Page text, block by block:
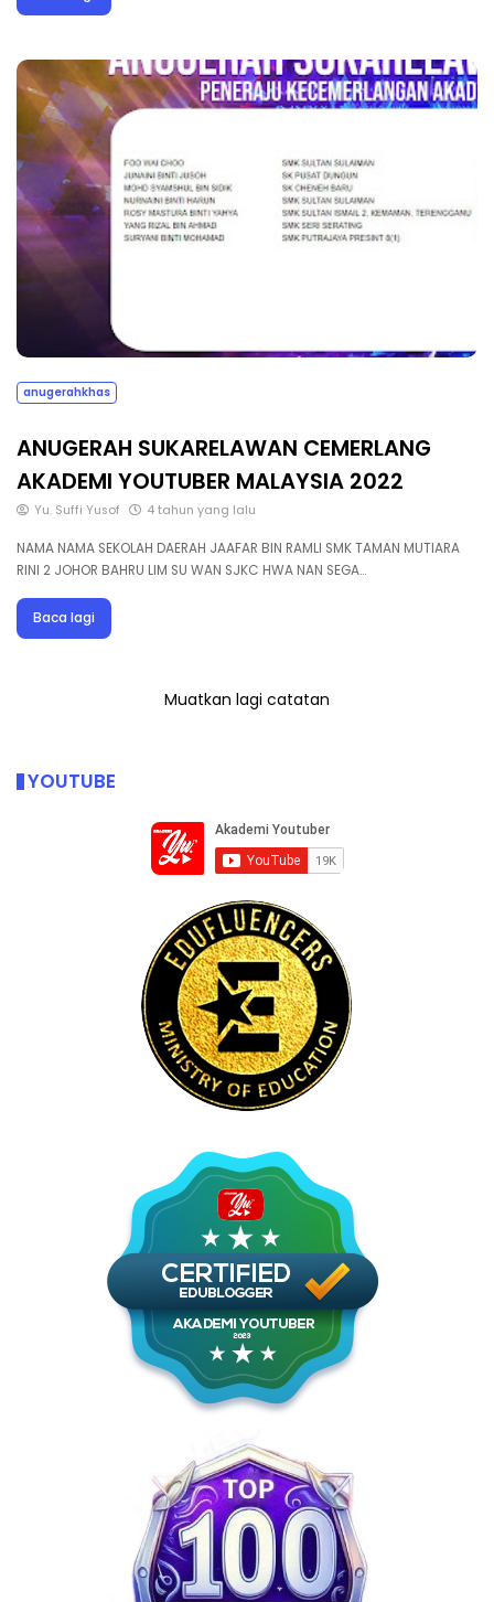
anugerahkhas
ANUGERAH SUKARELAWAN CEMERLANG
AKADEMI YOUTUBER MALAYSIA 2022
Yu. Suffi Yusof 4 tahun yang lalu
NAMA NAMA SEKOLAH DAERAH JAAFAR BIN RAMLI SMK TAMAN MUTIARA
RINI 2 JOHOR BAHRU LIM SU WAN SJKC HWA NAN SEGA…
Baca lagi
Muatkan lagi catatan
YOUTUBE